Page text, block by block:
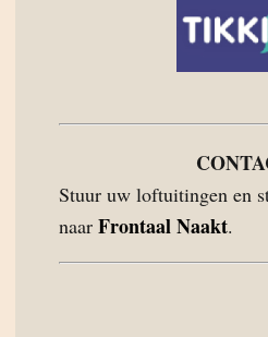
Stuur uw loftuitingen en
naar Frontaal Naakt.